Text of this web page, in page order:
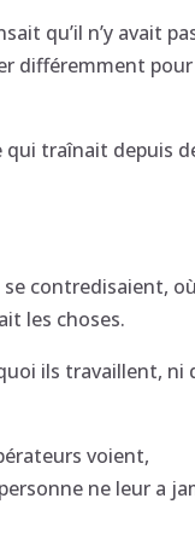
qu’il n’y avait
différemment
traînait depuis
contredisaient,
les choses.
ils travaillent, ni
voient,
ne leur a